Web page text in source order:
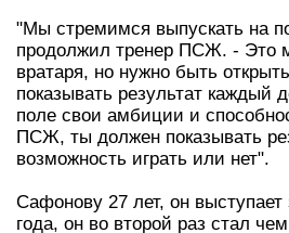
"Мы стремимся выпускать на
продолжил тренер ПСЖ. - Это
вратаря, но нужно быть
показывать результат каждый
поле свои амбиции и
ПСЖ, ты должен показывать
возможность играть или нет".
Сафонову 27 лет, он
года, он во второй раз стал